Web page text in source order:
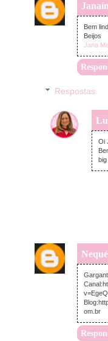
Bem
Beijos
Jana
Respostas
Oi
big
om.br